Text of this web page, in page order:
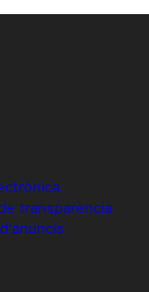
transparència